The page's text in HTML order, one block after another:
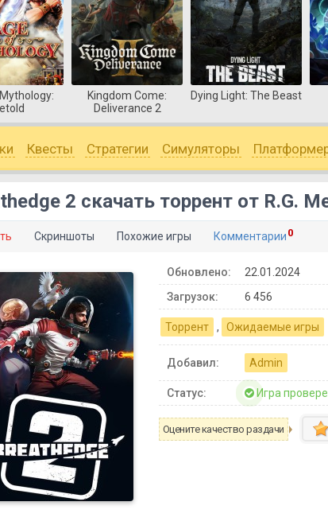
Kingdom Come:
Deliverance 2
Dying Light: The Beast
Квесты Стратегии Симуляторы
2 скачать торрент от R.G.
Скриншоты Похожие игры Комментарии 0
Обновлено:
22.01.2024
Загрузок:
6 456
Торрент , Ожидаемые игры
Добавил: Admin
Статус: Игра
Оцените качество раздачи